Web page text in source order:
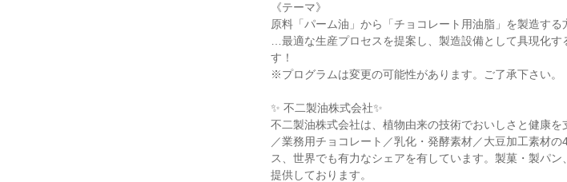
《テーマ》
原料「パーム油」から「チョコレート用油脂」を製造する
…最適な生産プロセスを提案し、製造設備として具現化
す！
※プログラムは変更の可能性があります。ご了承下さい。
✨ 不二製油株式会社✨
不二製油株式会社は、植物由来の技術でおいしさと健康
／業務用チョコレート／乳化・発酵素材／大豆加工素材
ス、世界でも有力なシェアを有しています。製菓・製パ
提供しております。